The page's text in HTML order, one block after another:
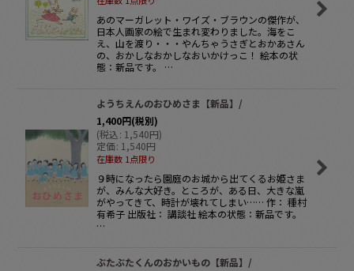
あのマーガレット・ワイズ・ブラウンの傑作が、
日本人画家の絵で生まれ変わりました。海をこ
え、山を渡り・・・やんちゃうさぎとおかあさん
の、おかしなおかしなおいかけっこ！ 絵本の状
態：新品です。 …
ようちえんのおひめさま【新品】/
1,400円(税別)
(税込: 1,540円)
定価: 1,540円
在庫数 1点限り
９時になったら園庭のお城から出てくるお姫さま
が、みんな大好き。ところが、ある日、大きな嵐
がやってきて、時計が壊れてしまい…… 作： 種村
有希子 出版社： 講談社 絵本の状態：新品です。
…
ぶたぶたくんのおかいもの【新品】/